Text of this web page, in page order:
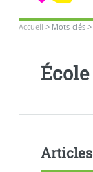
Accueil > Mots-clés>
École
Articles